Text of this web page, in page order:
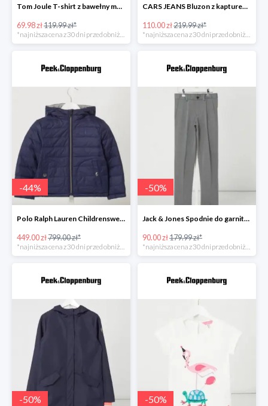
Tom Joule T-shirt z bawełny model ‘Chomp’ -41%
69.98 zł119.99 zł*
*najniższa cena z 30 dni przed obniżką
CARS JEANS Bluzon z kapturem model ‘Carito’ -49%
110.00 zł219.99 zł*
*najniższa cena z 30 dni przed obniżką
-44%
Polo Ralph Lauren Childrenswear Kurtka dwustronna z wypełnieniem -43%
449.00 zł799.00 zł*
-50%
Jack & Jones Spodnie do garnituru o wąskim kroju model ‘Steven’ -49%
90.00 zł179.99 zł*
-50% -50%